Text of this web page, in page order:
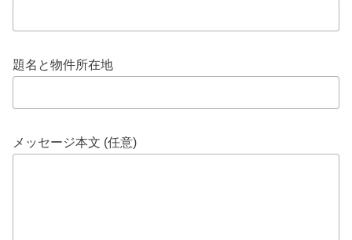
題名と物件所在地
メッセージ本文 (任意)